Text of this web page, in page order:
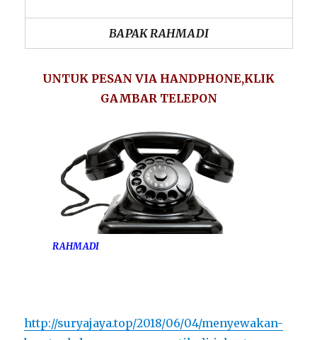
BAPAK RAHMADI
UNTUK PESAN VIA HANDPHONE,KLIK
GAMBAR TELEPON
RAHMADI
http://suryajaya.top/2018/06/04/menyewakan-